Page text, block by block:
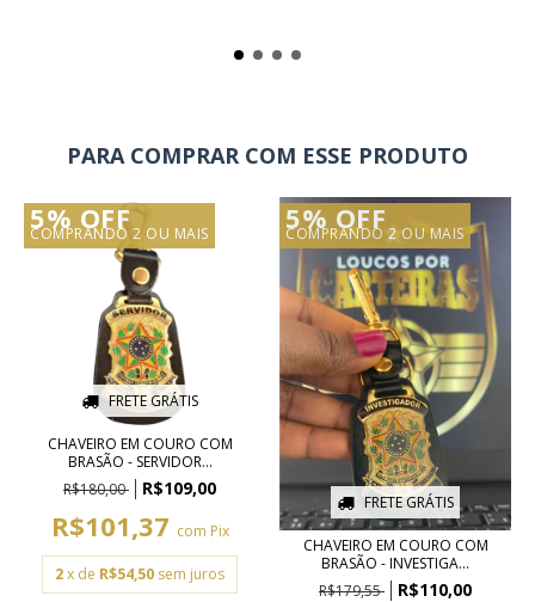
PARA COMPRAR COM ESSE PRODUTO
5% OFF
COMPRANDO 2 OU MAIS
FRETE GRÁTIS
CHAVEIRO EM COURO COM
BRASÃO - SERVIDOR...
R$180,00
R$109,00
R$101,37 com Pix
2x de R$54,50 sem juros
5% OFF
COMPRANDO 2 OU MAIS
FRETE GRÁTIS
CHAVEIRO EM COURO COM
BRASÃO - INVESTIGA...
R$179,55
R$110,00